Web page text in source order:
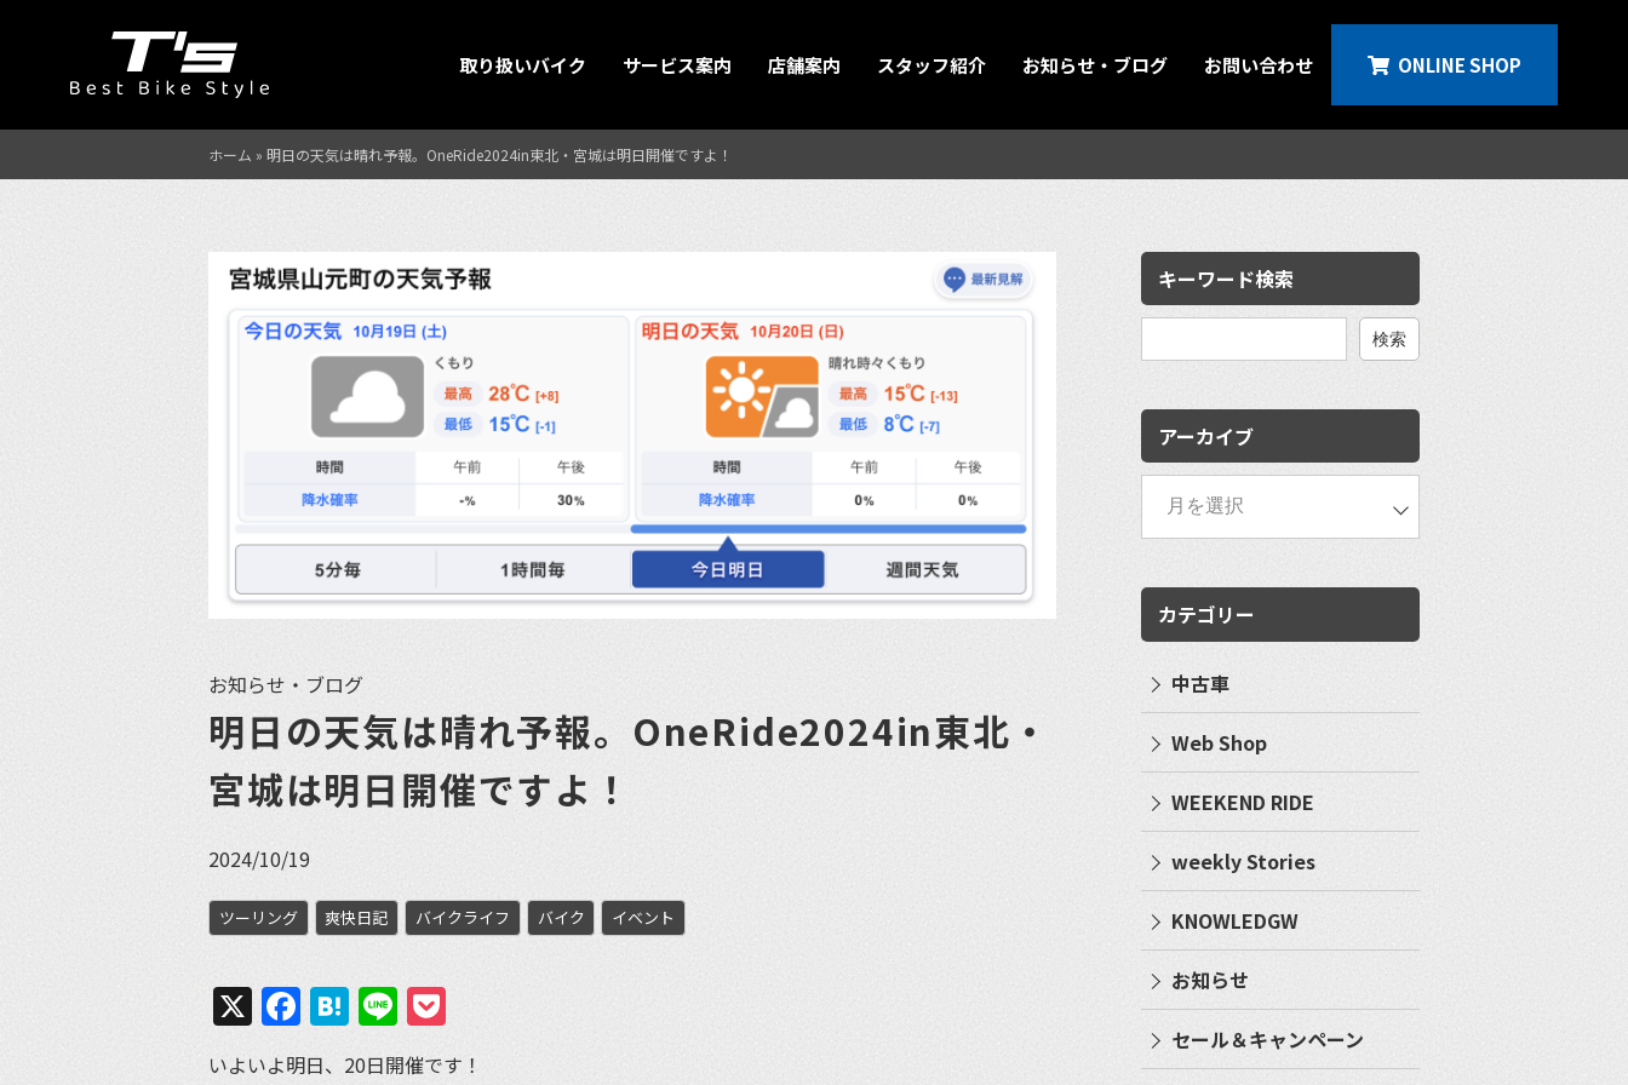
取り扱いバイク サービス案内 店舗案内 スタッフ紹介 お知らせ・ブログ お問い合わせ ONLINE SHOP
ホーム » 明日の天気は晴れ予報。OneRide2024in東北・宮城は明日開催ですよ！
お知らせ・ブログ
明日の天気は晴れ予報。OneRide2024in東北・
宮城は明日開催ですよ！
2024/10/19
ツーリング 爽快日記 バイクライフ バイク イベント
X Facebook
Hatena
Line
いよいよ明日、20日開催です！
キーワード検索
検
アーカイブ
カテゴリー
中古車
Web Shop
WEEKEND RIDE
weekly Stories
KNOWLEDGW
お知らせ
セール＆キャンペーン